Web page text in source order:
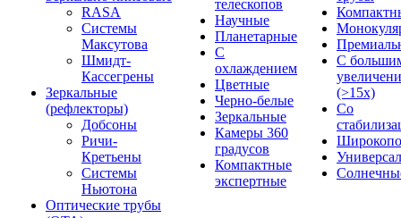
RASA
Системы
Максутова
Шмидт-
Кассегрены
Зеркальные
(рефлекторы)
Добсоны
Ричи-
Кретьены
Системы
Ньютона
Оптические трубы
телескопов
Научные
Планетарные
С
охлаждением
Цветные
Черно-белые
Зеркальные
Камеры 360
градусов
Компактные
экспертные
С
(>15x)
Со